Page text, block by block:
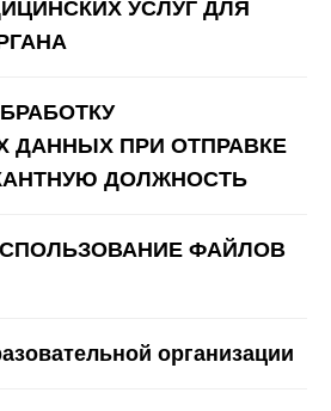
УСЛУГ ДЛЯ
ДАННЫХ ПРИ ОТПРАВКЕ
ДОЛЖНОСТЬ
ФАЙЛОВ
организации